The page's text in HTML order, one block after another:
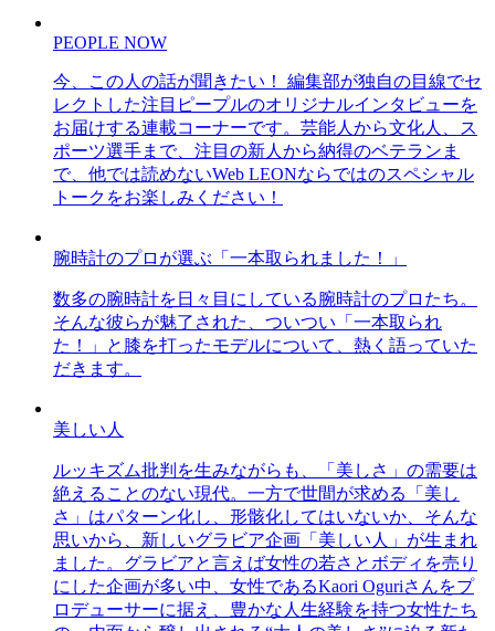
PEOPLE NOW
今、この人の話が聞きたい！ 編集部が独自の目線でセ
レクトした注目ピープルのオリジナルインタビューを
お届けする連載コーナーです。芸能人から文化人、ス
ポーツ選手まで、注目の新人から納得のベテランま
で、他では読めないWeb LEONならではのスペシャル
トークをお楽しみください！
腕時計のプロが選ぶ「一本取られました！」
数多の腕時計を日々目にしている腕時計のプロたち。
そんな彼らが魅了された、ついつい「一本取られ
た！」と膝を打ったモデルについて、熱く語っていた
だきます。
美しい人
ルッキズム批判を生みながらも、「美しさ」の需要は
絶えることのない現代。一方で世間が求める「美し
さ」はパターン化し、形骸化してはいないか、そんな
思いから、新しいグラビア企画「美しい人」が生まれ
ました。グラビアと言えば女性の若さとボディを売り
にした企画が多い中、女性であるKaori Oguriさんをプ
ロデューサーに据え、豊かな人生経験を持つ女性たち